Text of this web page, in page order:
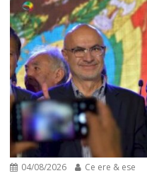
04/08/2026 Ce ere & ese